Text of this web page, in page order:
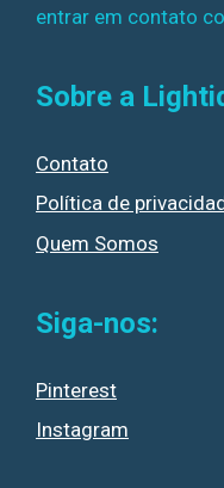
entrar em contato
Sobre a
Contato
Política de
Quem Somos
Siga-nos:
Pinterest
Instagram